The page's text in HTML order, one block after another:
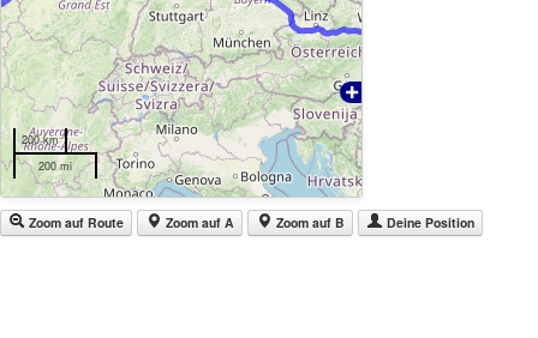
200 km
200 mi
Zoom auf Route Zoom auf A Zoom auf B Deine Position